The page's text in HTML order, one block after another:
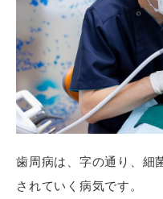
歯周病は、字の通り、細
されていく病気です。